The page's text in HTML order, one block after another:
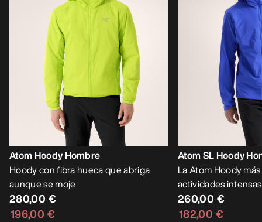
Atom Hoody Hombre
Hoody con fibra hueca que abriga
aunque se moje
280,00 €
196,00 €
Atom SL Hoody
La Atom Hoody
actividades intensas
260,00 €
182,00 €